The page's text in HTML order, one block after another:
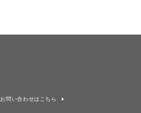
お問い合わせはこちら